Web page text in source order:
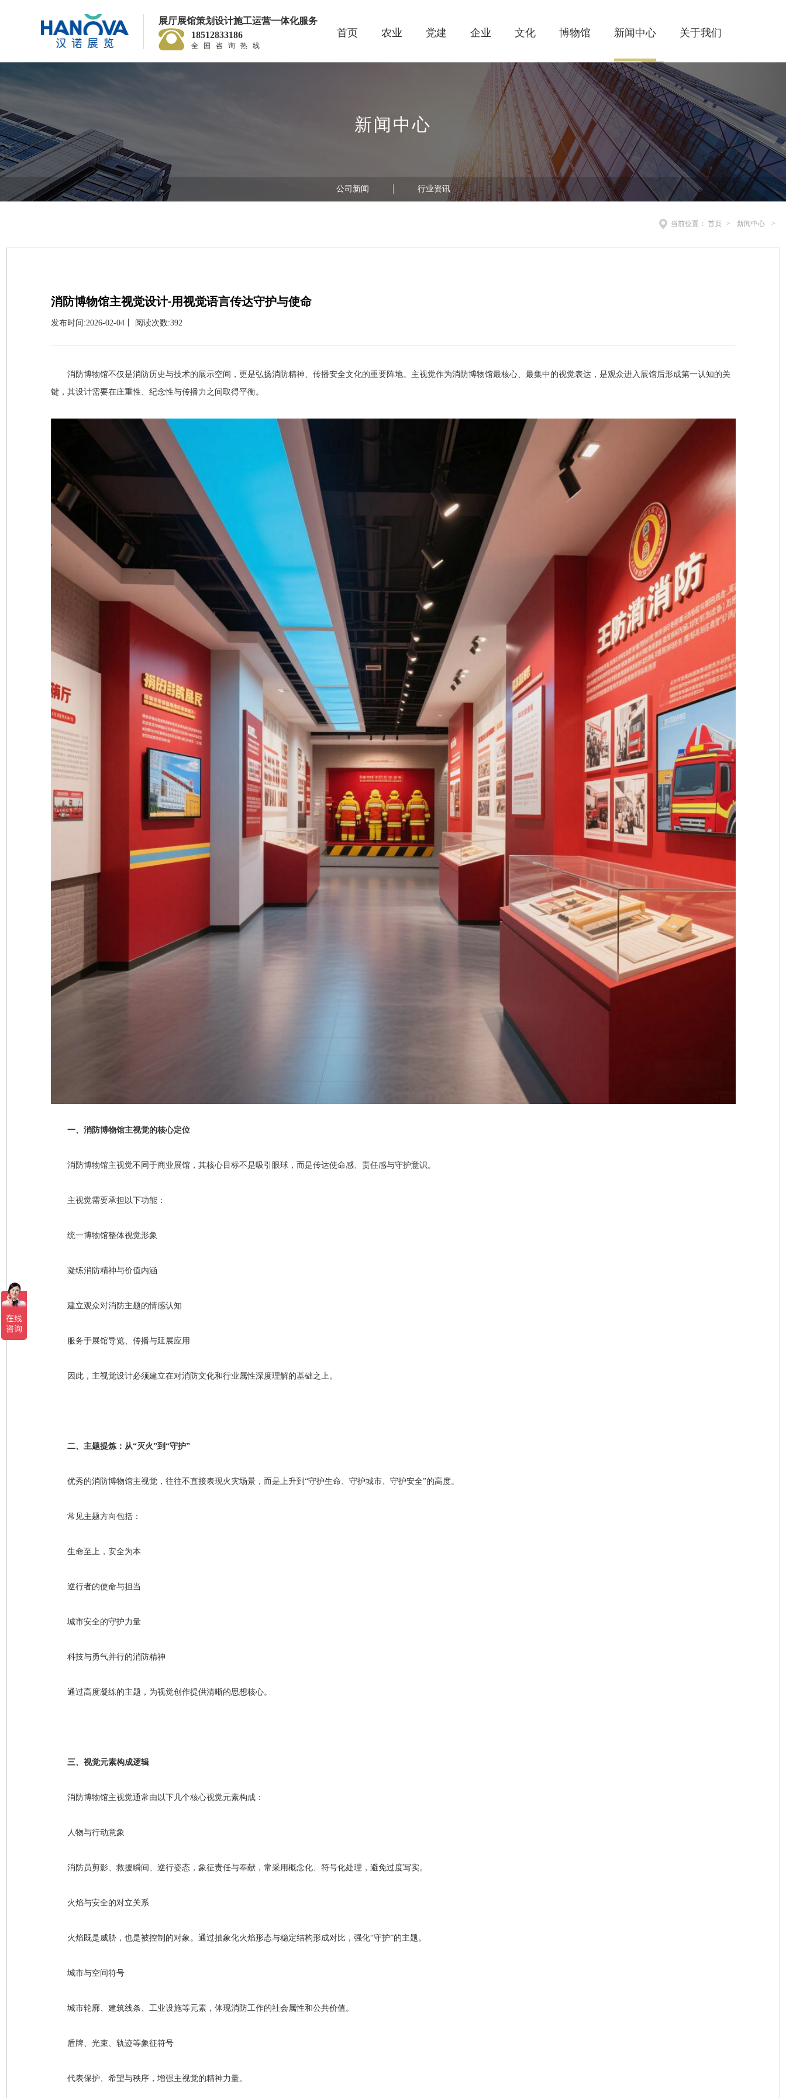
展厅展馆策划设计施工运营一体化服务
18512833186
全国咨询热线
首页 农业 党建 企业 文化 博物馆 新闻中心 关于我们
新闻中心
公司新闻 行业资讯
当前位置： 首页 > 新闻中心 >
消防博物馆主视觉设计-用视觉语言传达守护与使命
发布时间:2026-02-04丨 阅读次数:392
消防博物馆不仅是消防历史与技术的展示空间，更是弘扬消防精神、传播安全文化的重要阵地。主视觉作为消防博物馆最核心、最集中的视觉表达，是观众进入展馆后形成第一认知的关
键，其设计需要在庄重性、纪念性与传播力之间取得平衡。
一、消防博物馆主视觉的核心定位
消防博物馆主视觉不同于商业展馆，其核心目标不是吸引眼球，而是传达使命感、责任感与守护意识。
主视觉需要承担以下功能：
统一博物馆整体视觉形象
凝练消防精神与价值内涵
建立观众对消防主题的情感认知
服务于展馆导览、传播与延展应用
因此，主视觉设计必须建立在对消防文化和行业属性深度理解的基础之上。
二、主题提炼：从“灭火”到“守护”
优秀的消防博物馆主视觉，往往不直接表现火灾场景，而是上升到 “守护生命、守护城市、守护安全”的高度。
常见主题方向包括：
生命至上，安全为本
逆行者的使命与担当
城市安全的守护力量
科技与勇气并行的消防精神
通过高度凝练的主题，为视觉创作提供清晰的思想核心。
三、视觉元素构成逻辑
消防博物馆主视觉通常由以下几个核心视觉元素构成：
人物与行动意象
消防员剪影、救援瞬间、逆行姿态，象征责任与奉献，常采用概念化、符号化处理，避免过度写实。
火焰与安全的对立关系
火焰既是威胁，也是被控制的对象。通过抽象化火焰形态与稳定结构形成对比，强化“守护”的主题。
城市与空间符号
城市轮廓、建筑线条、工业设施等元素，体现消防工作的社会属性和公共价值。
盾牌、光束、轨迹等象征符号
代表保护、希望与秩序，增强主视觉的精神力量。